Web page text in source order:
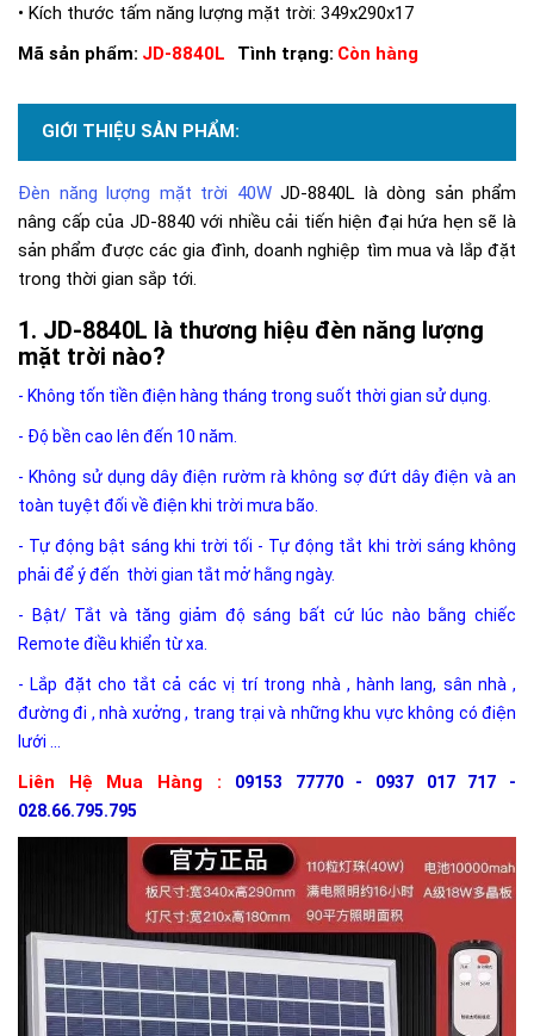
• Kích thước tấm năng lượng mặt trời: 349x290x17
Mã sản phẩm: JD-8840L Tình trạng: Còn hàng
GIỚI THIỆU SẢN PHẨM:
Đèn năng lượng mặt trời 40WJD-8840L là dòng sản phẩm
nâng cấp của JD-8840 với nhiều cải tiến hiện đại hứa hẹn sẽ là
sản phẩm được các gia đình, doanh nghiệp tìm mua và lắp đặt
trong thời gian sắp tới.
JD-8840L là thương hiệu đèn năng lượng
mặt trời nào?
- Không tốn tiền điện hàng tháng trong suốt thời gian sử dụng.
- Độ bền cao lên đến 10 năm.
- Không sử dụng dây điện rườm rà không sợ đứt dây điện và an
toàn tuyệt đối về điện khi trời mưa bão.
- Tự động bật sáng khi trời tối - Tự động tắt khi trời sáng không
phải để ý đến thời gian tắt mở hằng ngày.
- Bật/ Tắt và tăng giảm độ sáng bất cứ lúc nào bằng chiếc
Remote điều khiển từ xa.
- Lắp đặt cho tắt cả các vị trí trong nhà , hành lang, sân nhà ,
đường đi , nhà xưởng , trang trại và những khu vực không có điện
lưới ...
Liên Hệ Mua Hàng :
09153 77770 - 0937 017 717 -
028.66.795.795